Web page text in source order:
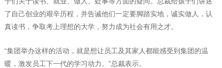
了自己创业的艰辛历程，并告诫他们一定要脚踏实地，诚实做人，认
真读书，争取考上理想的大学，努力成为社会有用之才。
“集团举办这样的活动，就是想让员工及其家人都能感受到集团的温
暖，激发员工下一代的学习动力。”总裁表示。